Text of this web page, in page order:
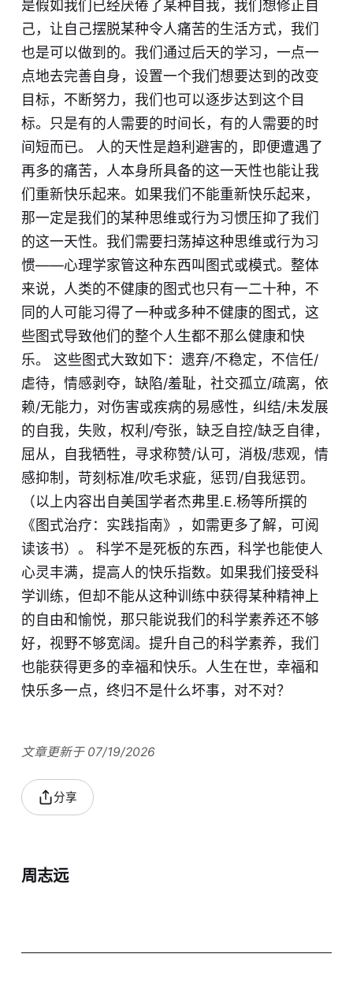
是假如我们已经厌倦了某种自我，我们想修正自
己，让自己摆脱某种令人痛苦的生活方式，我们
也是可以做到的。我们通过后天的学习，一点一
点地去完善自身，设置一个我们想要达到的改变
目标，不断努力，我们也可以逐步达到这个目
标。只是有的人需要的时间长，有的人需要的时
间短而已。 人的天性是趋利避害的，即便遭遇了
再多的痛苦，人本身所具备的这一天性也能让我
们重新快乐起来。如果我们不能重新快乐起来，
那一定是我们的某种思维或行为习惯压抑了我们
的这一天性。我们需要扫荡掉这种思维或行为习
惯——心理学家管这种东西叫图式或模式。整体
来说，人类的不健康的图式也只有一二十种，不
同的人可能习得了一种或多种不健康的图式，这
些图式导致他们的整个人生都不那么健康和快
乐。 这些图式大致如下：遗弃/不稳定，不信任/
虐待，情感剥夺，缺陷/羞耻，社交孤立/疏离，依
赖/无能力，对伤害或疾病的易感性，纠结/未发展
的自我，失败，权利/夸张，缺乏自控/缺乏自律，
屈从，自我牺牲，寻求称赞/认可，消极/悲观，情
感抑制，苛刻标准/吹毛求疵，惩罚/自我惩罚。
（以上内容出自美国学者杰弗里.E.杨等所撰的
《图式治疗：实践指南》，如需更多了解，可阅
读该书）。 科学不是死板的东西，科学也能使人
心灵丰满，提高人的快乐指数。如果我们接受科
学训练，但却不能从这种训练中获得某种精神上
的自由和愉悦，那只能说我们的科学素养还不够
好，视野不够宽阔。提升自己的科学素养，我们
也能获得更多的幸福和快乐。人生在世，幸福和
快乐多一点，终归不是什么坏事，对不对？
文章更新于 07/19/2026
分享
周志远